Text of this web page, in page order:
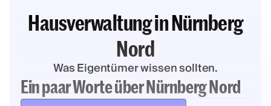
Hausverwaltung in Nürnberg
Nord
Was Eigentümer wissen sollten.
Ein paar Worte über Nürnberg Nord